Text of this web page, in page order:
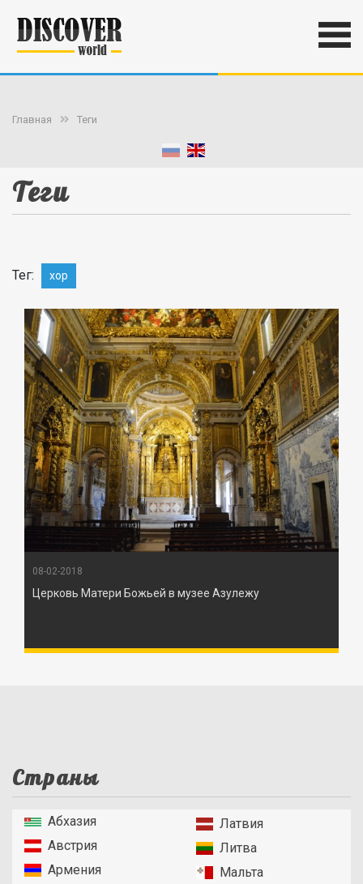
Главная Теги
Теги
Тег: хор
08-02-2018
Церковь Матери Божьей в музее Азулежу
Страны
Абхазия
Австрия
Армения
Латвия
Литва
Мальта